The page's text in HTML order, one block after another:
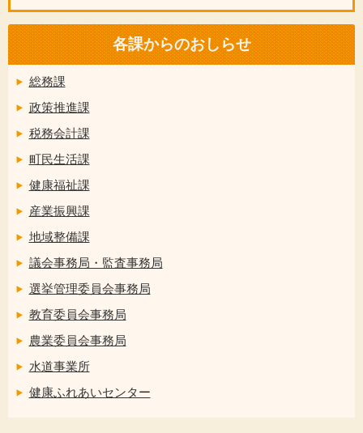
各課からのおしらせ
総務課
政策推進課
税務会計課
町民生活課
健康福祉課
産業振興課
地域整備課
議会事務局・監査事務局
選挙管理委員会事務局
教育委員会事務局
農業委員会事務局
水道事業所
健康ふれあいセンター